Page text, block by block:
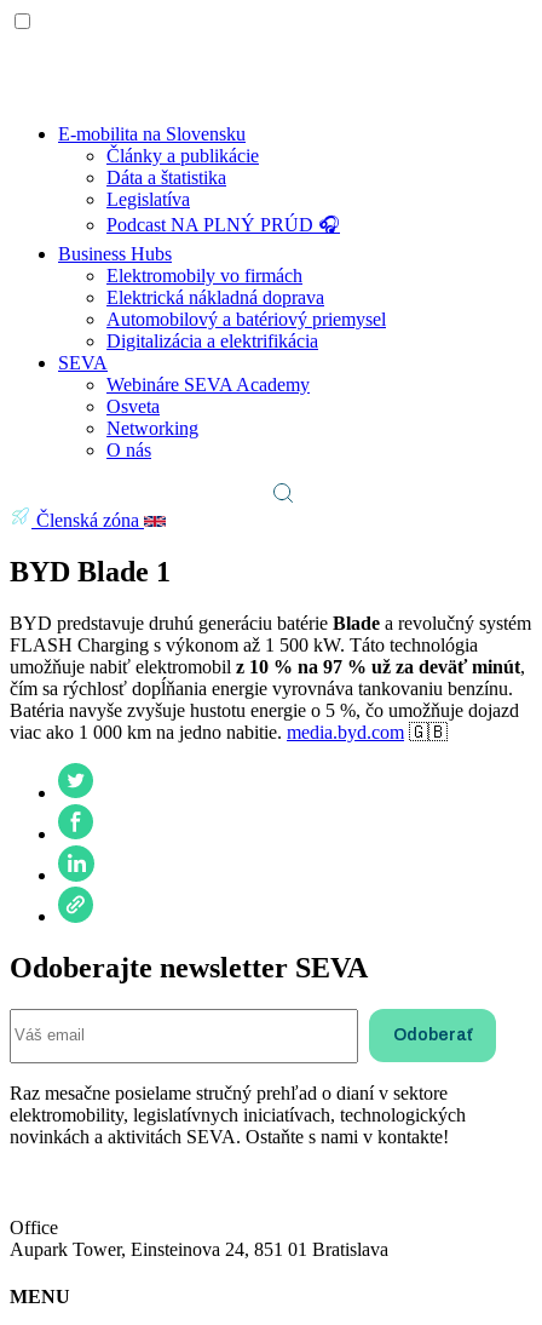
E-mobilita na Slovensku
Články a publikácie
Dáta a štatistika
Legislatíva
Podcast NA PLNÝ PRÚD 🎧
Business Hubs
Elektromobily vo firmách
Elektrická nákladná doprava
Automobilový a batériový priemysel
Digitalizácia a elektrifikácia
SEVA
Webináre SEVA Academy
Osveta
Networking
O nás
Členská zóna
BYD Blade 1
BYD predstavuje druhú generáciu batérie Blade a revolučný systém
FLASH Charging s výkonom až 1 500 kW. Táto technológia
umožňuje nabiť elektromobil z 10 % na 97 % už za deväť minút,
čím sa rýchlosť dopĺňania energie vyrovnáva tankovaniu benzínu.
Batéria navyše zvyšuje hustotu energie o 5 %, čo umožňuje dojazd
viac ako 1 000 km na jedno nabitie. media.byd.com 🇬🇧
Odoberajte newsletter SEVA
Raz mesačne posielame stručný prehľad o dianí v sektore
elektromobility, legislatívnych iniciatívach, technologických
novinkách a aktivitách SEVA. Ostaňte s nami v kontakte!
Office
Aupark Tower, Einsteinova 24, 851 01 Bratislava
MENU